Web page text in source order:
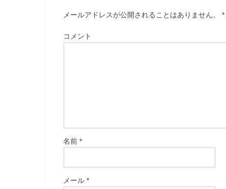
メールアドレスが公開されることはありません。 *
コメント
名前 *
メール *